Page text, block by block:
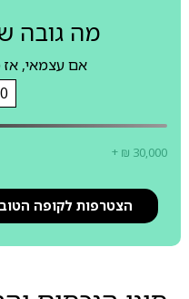
מה גובה
אם עצמאי, אז
+ ₪ 30,000
הצטרפות לקופה